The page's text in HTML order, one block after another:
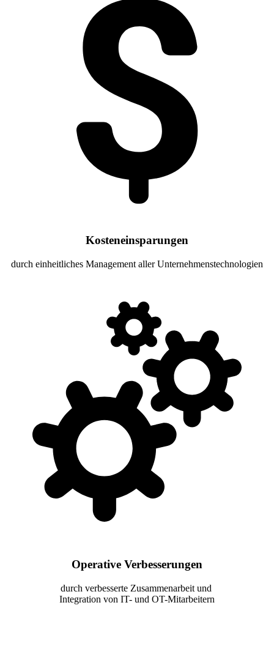
Kosteneinsparungen
durch einheitliches Management aller Unternehmenstechnologien
Operative Verbesserungen
durch verbesserte Zusammenarbeit und
Integration von IT- und OT-Mitarbeitern